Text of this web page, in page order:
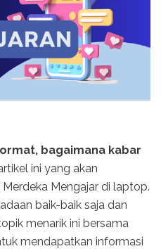
bagaimana kabar
ini yang akan
Mengajar di laptop.
baik-baik saja dan
menarik ini bersama
mendapatkan informasi